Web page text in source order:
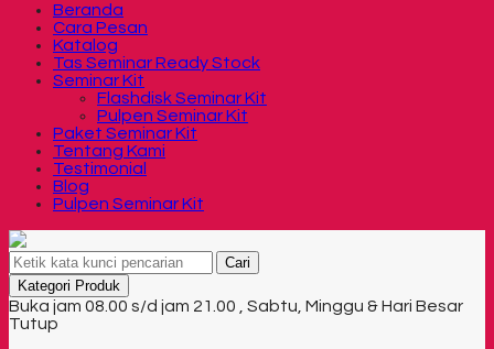
Beranda
Cara Pesan
Katalog
Tas Seminar Ready Stock
Seminar Kit
Flashdisk Seminar Kit
Pulpen Seminar Kit
Paket Seminar Kit
Tentang Kami
Testimonial
Blog
Pulpen Seminar Kit
Cari
Kategori Produk
Buka jam 08.00 s/d jam 21.00 , Sabtu, Minggu & Hari Besar
Tutup